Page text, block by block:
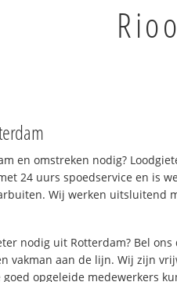
en omstreken nodig?
24 uurs spoedservice en is
Wij werken uitsluitend
nodig uit Rotterdam? Bel ons
vakman aan de lijn. Wij zijn
opgeleide medewerkers